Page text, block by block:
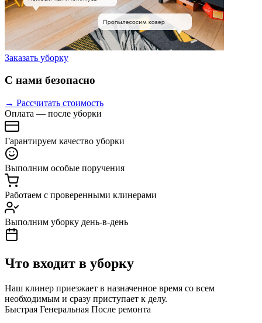
Заказать уборку
С нами безопасно
→ Рассчитать стоимость
Оплата — после уборки
Гарантируем качество уборки
Выполним особые поручения
Работаем с проверенными клинерами
Выполним уборку день-в-день
Что входит в уборку
Наш клинер приезжает в назначенное время со всем
необходимым и сразу приступает к делу.
Быстрая Генеральная После ремонта